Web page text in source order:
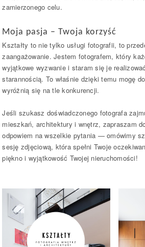
zamierzonego celu.
Moja pasja – Twoja korzyść
Kształty to nie tylko usługi fotografii, to
zaangażowanie. Jestem fotografem, który
wyjątkowe wyzwanie i staram się je
starannością. To właśnie dzięki temu mogę
wyróżnią się na tle konkurencji.
Jeśli szukasz doświadczonego fotografa
mieszkań, architektury i wnętrz, zapraszam
odpowiem na wszelkie pytania — omówimy
sesję zdjęciową, która spełni Twoje
piękno i wyjątkowość Twojej nieruchomości!